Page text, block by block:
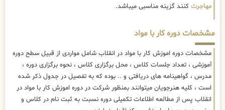
مهاجرت کنند گزینه مناسبی میباشد.
مشخصات دوره کار با مواد
مشخصات دوره اموزش کار با مواد در انقلاب شامل مواردی از قبیل سطح دوره
آموزشی ، تعداد جلسات کلاس ، محل برگزاری کلاس ، نحوه برگزاری دوره ،
مدرس ، گواهینامه های دریافتی و .. بوده که به تفصیل در جدول ذکر شده
است ، کلیه هنرجویان میتوانند بمنظور شرکت در دوره اموزش کار با مواد در
انقلاب پس از مطالعه اطلاعات تکمیلی دوره نسبت به ثبت نام در کلاس و